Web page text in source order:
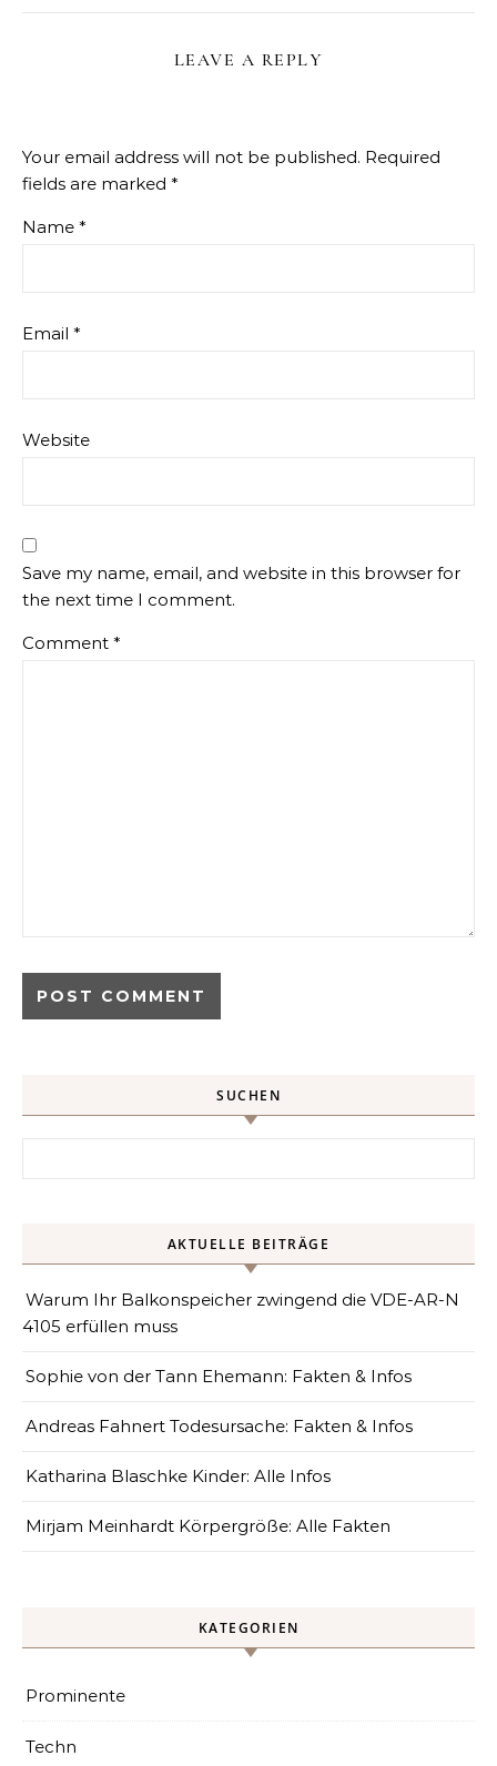
LEAVE A REPLY
Your email address will not be published. Required
fields are marked *
Name *
Email *
Website
Save my name, email, and website in this browser for
the next time I comment.
Comment *
SUCHEN
AKTUELLE BEITRÄGE
Warum Ihr Balkonspeicher zwingend die VDE-AR-N
4105 erfüllen muss
Sophie von der Tann Ehemann: Fakten & Infos
Andreas Fahnert Todesursache: Fakten & Infos
Katharina Blaschke Kinder: Alle Infos
Mirjam Meinhardt Körpergröße: Alle Fakten
KATEGORIEN
Prominente
Techn